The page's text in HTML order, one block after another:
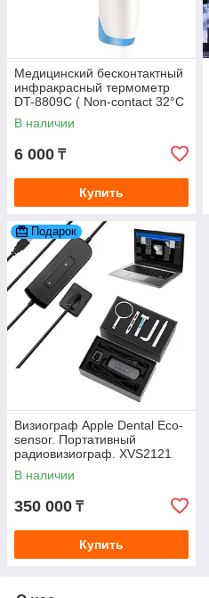
Медицинский бесконтактный
инфракрасный термометр
DT-8809С ( Non-contact 32°C
~ 42,5°C )
В наличии
6 000 ₸
Купить
Подарок
Визиограф Apple Dental Eco-
sensor. Портативный
радиовизиограф. XVS2121
(Китай)
В наличии
350 000 ₸
Купить